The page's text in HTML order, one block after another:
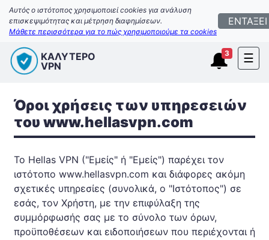
Αυτός ο ιστότοπος χρησιμοποιεί cookies για ανάλυση
επισκεψιμότητας και μέτρηση διαφημίσεων.
Μάθετε περισσότερα για το πώς χρησιμοποιούμε τα cookies
ΕΝΤΑΞΕΙ
ΚΑΛΥΤΕΡΟ
VPN
☰
3
Όροι χρήσεις των υπηρεσειών
του www.hellasvpn.com
To Hellas VPN ("Εμείς" ή "Εμείς") παρέχει τον
ιστότοπο www.hellasvpn.com και διάφορες ακόμη
σχετικές υπηρεσίες (συνολικά, ο "Ιστότοπος") σε
εσάς, τον Χρήστη, με την επιφύλαξη της
συμμόρφωσής σας με το σύνολο των όρων,
προϋποθέσεων και ειδοποιήσεων που περιέχονται ή